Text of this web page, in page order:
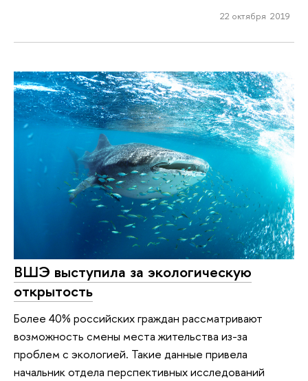
22 октября 2019
ВШЭ выступила за экологическую
открытость
Более 40% российских граждан рассматривают
возможность смены места жительства из-за
проблем с экологией. Такие данные привела
начальник отдела перспективных исследований